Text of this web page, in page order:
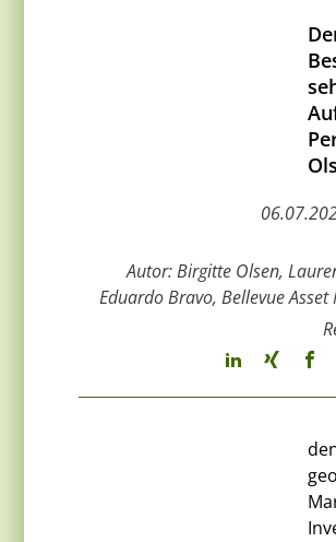
Autor: Birgitte Olsen,
Eduardo Bravo, Bellevue